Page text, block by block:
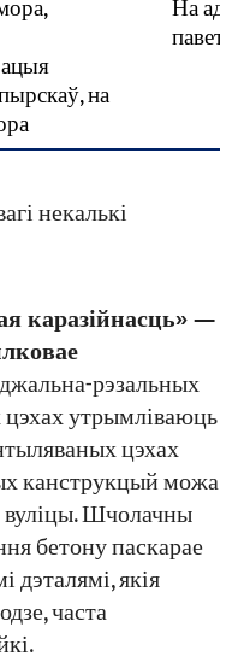
на
На
некалькі
каразійнасць» —
рэзальных
утрымліваюць
цэхах
канструкцый можа
Шчолачны
бетону паскарае
якія
часта